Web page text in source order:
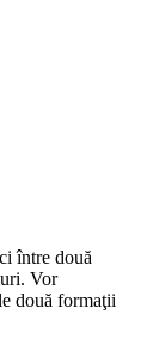
între două
Vor
două formaţii